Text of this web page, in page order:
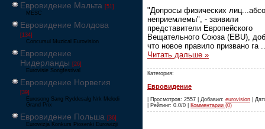
Евровидение Мальта [51]
MESC
Евровидение Молдова
[134]
Concursul Muzical Eurovision
Евровидение
Нидерланды [26]
Eurovisie Songfestival
Евровидение Норвегия
[39]
Eurosong Sang Ryddesalg Nrk Melodi
Grand Prix
Евровидение Польша [36]
Eurowizja Konkurs Piosenki Eurowizji
"Допросы физических
неприемлемы", - заявили
представители Европейского
Вещательного Союза (ЕВU),
что новое правило призвано га
Читать дальше »
Категория:
Евровидение
| Просмотров: 2557 | Добавил: eurovision |
| Рейтинг: 0.0/0 | Комментарии (0)